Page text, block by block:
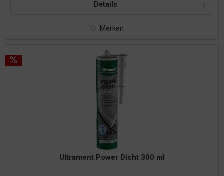
Details
Merken
Ultrament Power Dicht 300 ml